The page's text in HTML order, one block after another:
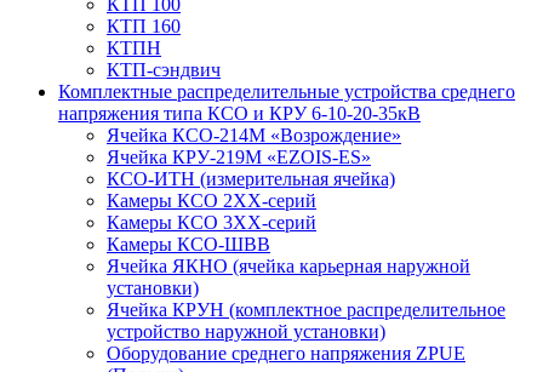
КТП 160
КТПН
КТП-сэндвич
Комплектные распределительные устройства среднего
напряжения типа КСО и КРУ 6-10-20-35кВ
Ячейка КСО-214М «Возрождение»
Ячейка КРУ-219М «EZOIS-ES»
КСО-ИТН (измерительная ячейка)
Камеры КСО 2ХХ-серий
Камеры КСО 3ХХ-серий
Камеры КСО-ШВВ
Ячейка ЯКНО (ячейка карьерная наружной
установки)
Ячейка КРУН (комплектное распределительное
устройство наружной установки)
Оборудование среднего напряжения ZPUE